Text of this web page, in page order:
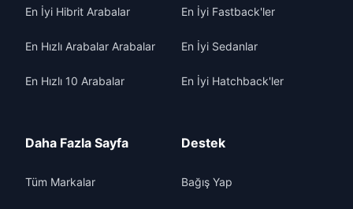
En İyi Hibrit Arabalar
En Hızlı Arabalar Arabalar
En Hızlı 10 Arabalar
En İyi Fastback'ler
En İyi Sedanlar
En İyi Hatchback'ler
Daha Fazla Sayfa
Tüm Markalar
Destek
Bağış Yap